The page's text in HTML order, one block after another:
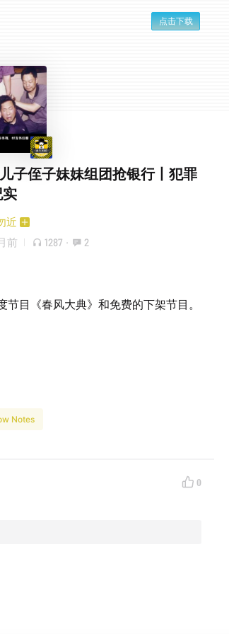
点击下载
子侄子妹妹组团抢银行丨犯罪
近
前 1287 · 2
目《春风大典》和免费的下架节目。
劫案》曾纪鑫 著
Notes
0